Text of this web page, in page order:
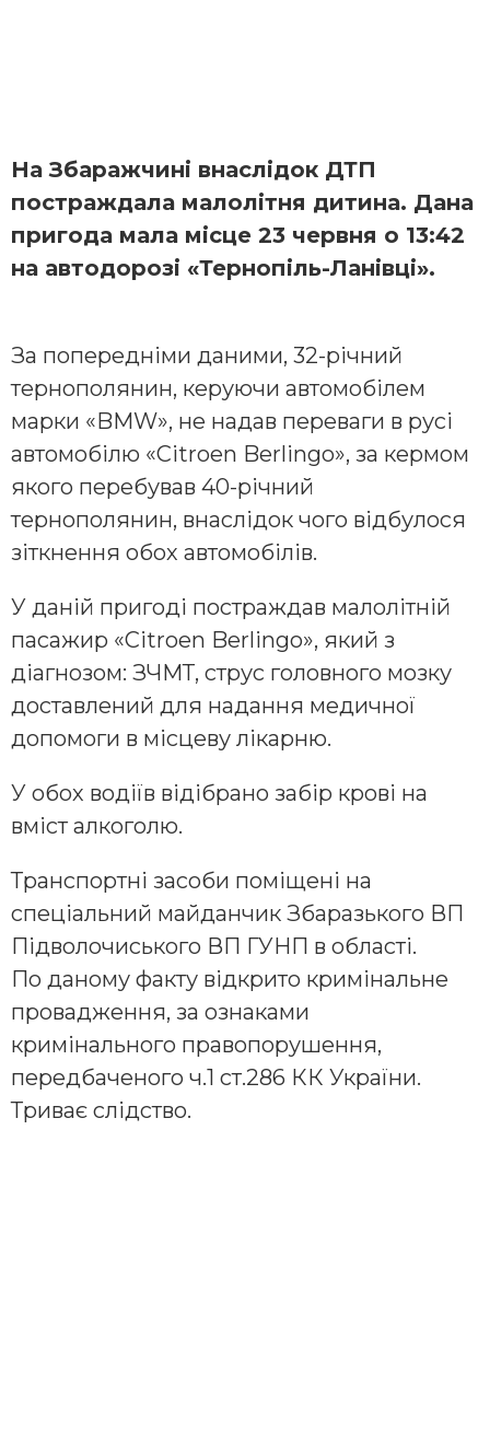
На Збаражчині внаслідок ДТП
постраждала малолітня дитина. Дана
пригода мала місце 23 червня о 13:42
на автодорозі «Тернопіль-Ланівці».
За попередніми даними, 32-річний
тернополянин, керуючи автомобілем
марки «BMW», не надав переваги в русі
автомобілю «Citroen Berlingo», за кермом
якого перебував 40-річний
тернополянин, внаслідок чого відбулося
зіткнення обох автомобілів.
У даній пригоді постраждав малолітній
пасажир «Citroen Berlingo», який з
діагнозом: ЗЧМТ, струс головного мозку
доставлений для надання медичної
допомоги в місцеву лікарню.
У обох водіїв відібрано забір крові на
вміст алкоголю.
Транспортні засоби поміщені на
спеціальний майданчик Збаразького ВП
Підволочиського ВП ГУНП в області.
По даному факту відкрито кримінальне
провадження, за ознаками
кримінального правопорушення,
передбаченого ч.1 ст.286 КК України.
Триває слідство.